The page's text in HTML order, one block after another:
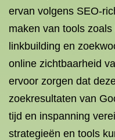
ervan volgens SEO-
maken van tools
linkbuilding en
online zichtbaarheid
ervoor zorgen dat
zoekresultaten van
tijd en inspanning
strategieën en tools